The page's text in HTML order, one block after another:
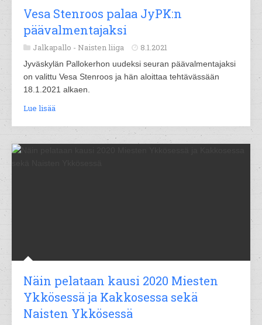
Vesa Stenroos palaa JyPK:n
päävalmentajaksi
Jalkapallo - Naisten liiga 8.1.2021
Jyväskylän Pallokerhon uudeksi seuran päävalmentajaksi
on valittu Vesa Stenroos ja hän aloittaa tehtävässään
18.1.2021 alkaen.
Lue lisää
Näin pelataan kausi 2020 Miesten
Ykkösessä ja Kakkosessa sekä
Naisten Ykkösessä